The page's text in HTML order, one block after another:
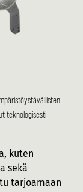
teknologisesti
kuten
sekä
tarjoamaan